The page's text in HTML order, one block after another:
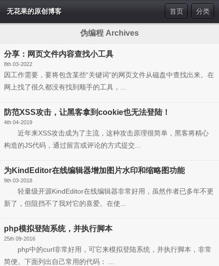
无花果的原创博客 分类
首页
伪编程 Archives
分享：网页文件内容查找小工具
8th 03-2022
因工作需要，要将包含某些“关键词”的网页文件从磁盘中查找出来。在
网上找了很久都没有找到顺手的工具，...
防范XSS攻击，让黑客拿到cookie也无法登陆！
4th 04-2019
近年来XSS攻击成为了主流，这种攻击原理很简单，黑客将精心
构造的JS代码，通过留言或评论的方式提交...
为KindEditor在线编辑器增加图片水印和缩略图功能
9th 03-2018
轻量级开源KindEditor在线编辑器非常好用，虽然作者已多年不更
新了，但阻挡不了我对它的喜爱。在使...
php模拟登陆系统，并执行脚本
25th 09-2016
php中的curl非常好用，可它来模拟登陆系统，并执行脚本，非常
简便。下面列出自己常用的代码： ...